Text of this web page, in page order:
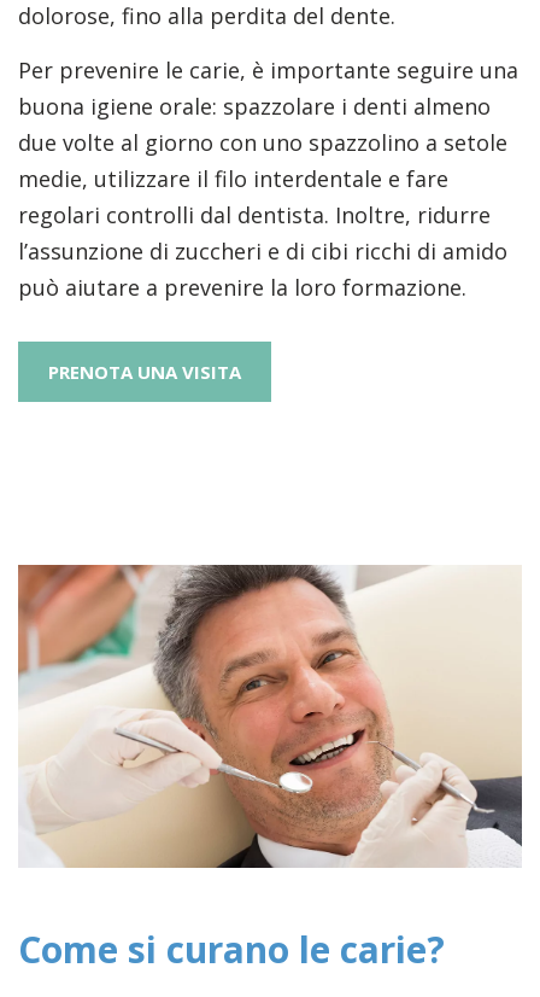
dolorose, fino alla perdita del dente.
Per prevenire le carie, è importante seguire una
buona igiene orale: spazzolare i denti almeno
due volte al giorno con uno spazzolino a setole
medie, utilizzare il filo interdentale e fare
regolari controlli dal dentista. Inoltre, ridurre
l’assunzione di zuccheri e di cibi ricchi di amido
può aiutare a prevenire la loro formazione.
PRENOTA UNA VISITA
Come si curano le carie?